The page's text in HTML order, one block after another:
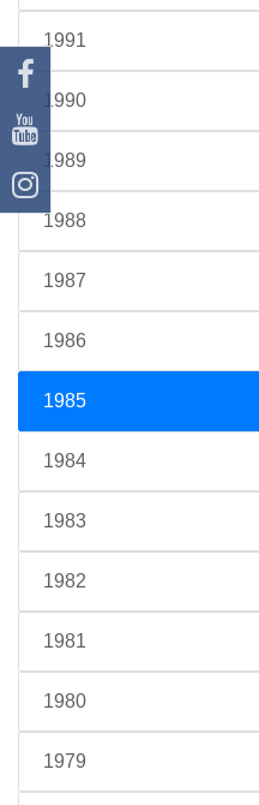
1991
1990
1989
1988
1987
1986
1985
1984
1983
1982
1981
1980
1979